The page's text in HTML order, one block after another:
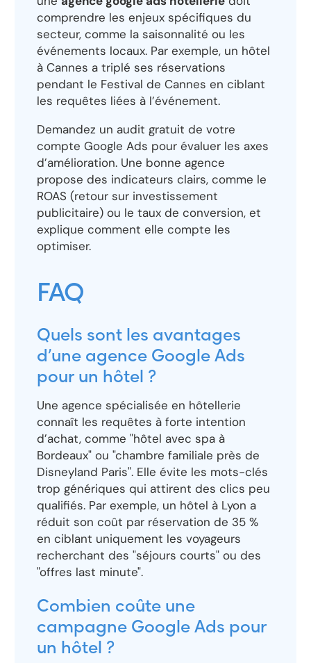
comprendre les enjeux spécifiques du
secteur, comme la saisonnalité ou les
événements locaux. Par exemple, un hôtel
à Cannes a triplé ses réservations
pendant le Festival de Cannes en ciblant
les requêtes liées à l’événement.
Demandez un audit gratuit de votre
compte Google Ads pour évaluer les axes
d’amélioration. Une bonne agence
propose des indicateurs clairs, comme le
ROAS (retour sur investissement
publicitaire) ou le taux de conversion, et
explique comment elle compte les
optimiser.
FAQ
Quels sont les avantages
d’une agence Google Ads
pour un hôtel ?
Une agence spécialisée en hôtellerie
connaît les requêtes à forte intention
d’achat, comme "hôtel avec spa à
Bordeaux" ou "chambre familiale près de
Disneyland Paris". Elle évite les mots-clés
trop génériques qui attirent des clics peu
qualifiés. Par exemple, un hôtel à Lyon a
réduit son coût par réservation de 35 %
en ciblant uniquement les voyageurs
recherchant des "séjours courts" ou des
"offres last minute".
Combien coûte une
campagne Google Ads pour
un hôtel ?